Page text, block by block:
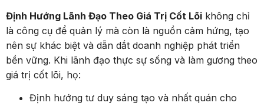
Định Hướng Lãnh Đạo Theo Giá Trị Cốt Lõi không chỉ
là công cụ để quản lý mà còn là nguồn cảm hứng, tạo
nên sự khác biệt và dẫn dắt doanh nghiệp phát triển
bền vững. Khi lãnh đạo thực sự sống và làm gương theo
giá trị cốt lõi, họ:
Định hướng tư duy sáng tạo và nhất quán cho